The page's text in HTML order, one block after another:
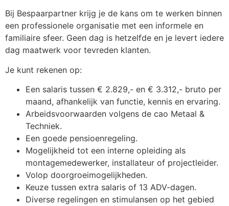
Bij Bespaarpartner krijg je de kans om te werken binnen
een professionele organisatie met een informele en
familiaire sfeer. Geen dag is hetzelfde en je levert iedere
dag maatwerk voor tevreden klanten.
Je kunt rekenen op:
Een salaris tussen € 2.829,- en € 3.312,- bruto per
maand, afhankelijk van functie, kennis en ervaring.
Arbeidsvoorwaarden volgens de cao Metaal &
Techniek.
Een goede pensioenregeling.
Mogelijkheid tot een interne opleiding als
montagemedewerker, installateur of projectleider.
Volop doorgroeimogelijkheden.
Keuze tussen extra salaris of 13 ADV-dagen.
Diverse regelingen en stimulansen op het gebied